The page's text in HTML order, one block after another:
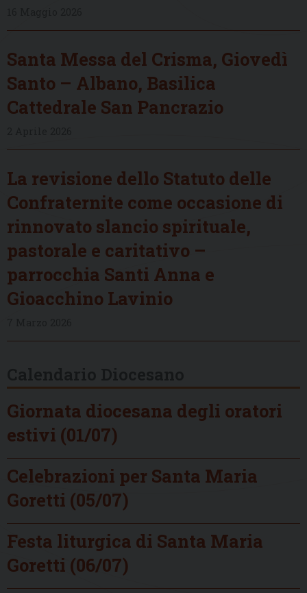
Santa Messa del Crisma, Giovedì
Santo – Albano, Basilica
Cattedrale San Pancrazio
La revisione dello Statuto delle
Confraternite come occasione di
rinnovato slancio spirituale,
pastorale e caritativo –
parrocchia Santi Anna e
Gioacchino Lavinio
Giornata diocesana degli oratori
estivi (01/07)
Celebrazioni per Santa Maria
Goretti (05/07)
Festa liturgica di Santa Maria
Goretti (06/07)